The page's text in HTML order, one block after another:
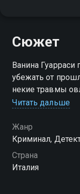
Сюжет
Ванина
убежать от
некие травмы
отделе по
Посмотреть
Гуарраси вы
хорошем HD
Читать дальше
Жанр
Криминал,
Страна
Италия